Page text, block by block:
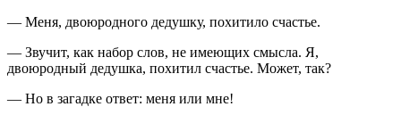
— Меня, двоюродного дедушку, похитило счастье.
— Звучит, как набор слов, не имеющих смысла. Я,
двоюродный дедушка, похитил счастье. Может, так?
— Но в загадке ответ: меня или мне!